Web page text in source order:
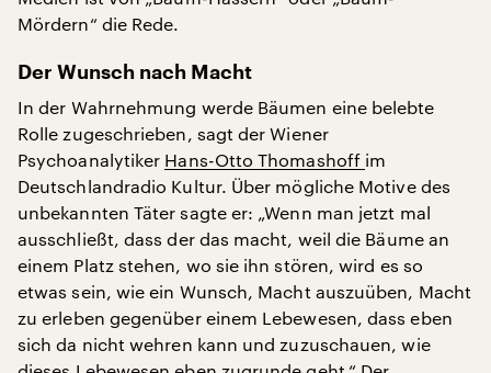
Mördern“ die Rede.
Der Wunsch nach Macht
In der Wahrnehmung werde Bäumen eine belebte
Rolle zugeschrieben, sagt der Wiener
Psychoanalytiker Hans-Otto Thomashoff im
Deutschlandradio Kultur. Über mögliche Motive des
unbekannten Täter sagte er: „Wenn man jetzt mal
ausschließt, dass der das macht, weil die Bäume an
einem Platz stehen, wo sie ihn stören, wird es so
etwas sein, wie ein Wunsch, Macht auszuüben, Macht
zu erleben gegenüber einem Lebewesen, dass eben
sich da nicht wehren kann und zuzuschauen, wie